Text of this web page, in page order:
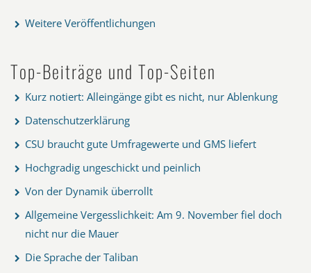
Weitere Veröffentlichungen
Top-Beiträge und Top-Seiten
Kurz notiert: Alleingänge gibt es nicht, nur Ablenkung
Datenschutzerklärung
CSU braucht gute Umfragewerte und GMS liefert
Hochgradig ungeschickt und peinlich
Von der Dynamik überrollt
Allgemeine Vergesslichkeit: Am 9. November fiel doch
nicht nur die Mauer
Die Sprache der Taliban